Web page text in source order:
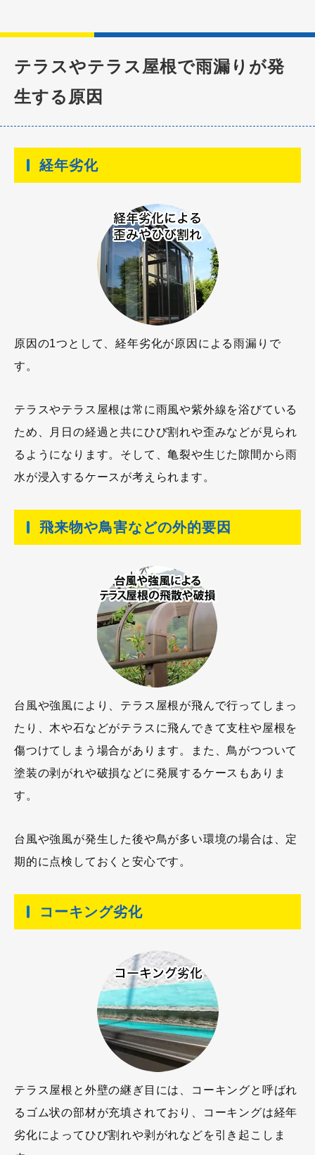
テラスやテラス屋根で雨漏りが発
生する原因
経年劣化
原因の1つとして、経年劣化が原因による雨漏りで
す。
テラスやテラス屋根は常に雨風や紫外線を浴びている
ため、月日の経過と共にひび割れや歪みなどが見られ
るようになります。そして、亀裂や生じた隙間から雨
水が浸入するケースが考えられます。
飛来物や鳥害などの外的要因
台風や強風により、テラス屋根が飛んで行ってしまっ
たり、木や石などがテラスに飛んできて支柱や屋根を
傷つけてしまう場合があります。また、鳥がつついて
塗装の剥がれや破損などに発展するケースもありま
す。
台風や強風が発生した後や鳥が多い環境の場合は、定
期的に点検しておくと安心です。
コーキング劣化
テラス屋根と外壁の継ぎ目には、コーキングと呼ばれ
るゴム状の部材が充填されており、コーキングは経年
劣化によってひび割れや剥がれなどを引き起こしま